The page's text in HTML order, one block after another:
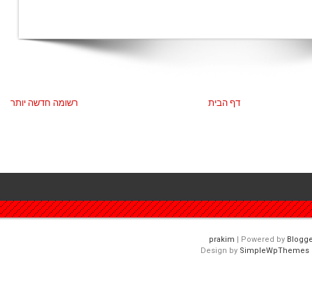
רשומה חדשה יותר דף הבית
| Powered by
Design by SimpleWpThemes